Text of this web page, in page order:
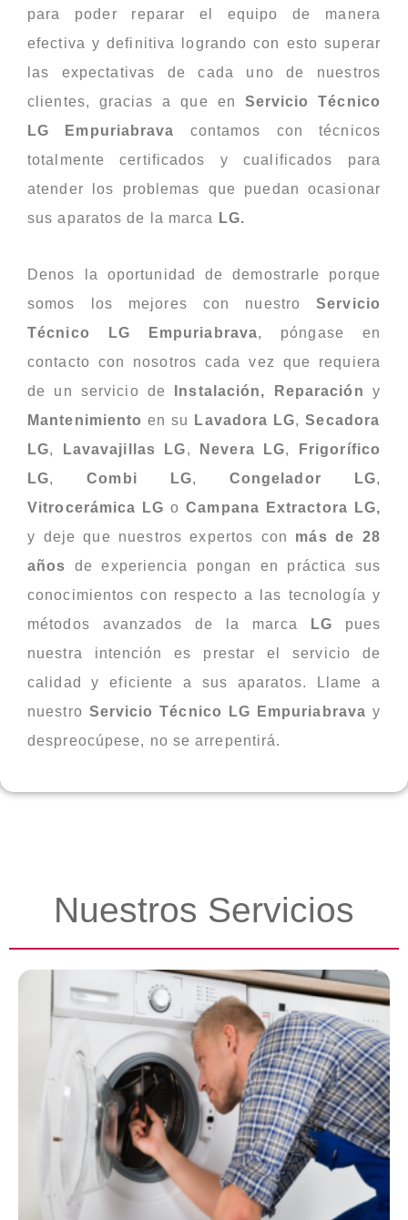
para poder reparar el equipo de manera
efectiva y definitiva logrando con esto superar
las expectativas de cada uno de nuestros
clientes, gracias a que en Servicio Técnico
LG
Empuriabrava contamos con técnicos
totalmente certificados y cualificados para
atender los problemas que puedan ocasionar
sus aparatos de la marca
LG.
Denos la oportunidad de demostrarle porque
somos los mejores con nuestroServicio
Técnico LG
Empuriabrava, póngase en
contacto con nosotros cada vez que requiera
de un servicio de
Instalación, Reparación y
Mantenimientoen su Lavadora LG,Secadora
LG, Lavavajillas LG, Nevera LG,
Frigorífico
LG,Combi LG, Congelador LG,
Vitrocerámica LG oCampana Extractora LG,
y deje que nuestros expertos con más de 28
años de experiencia pongan en práctica sus
conocimientos con respecto a las tecnología y
métodos avanzados de la marca
LG pues
nuestra intención es prestar el servicio de
calidad y eficiente a sus aparatos. Llame a
nuestro Servicio Técnico LG Empuriabrava y
despreocúpese, no se arrepentirá.
Nuestros Servicios